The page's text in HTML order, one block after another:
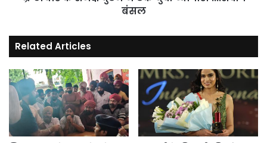
बंसल
Related Articles